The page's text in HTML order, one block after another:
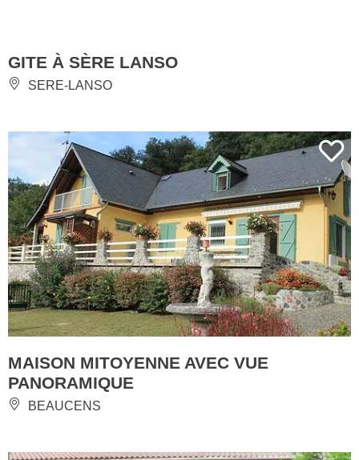
GITE À SÈRE LANSO
SERE-LANSO
MAISON MITOYENNE AVEC VUE
PANORAMIQUE
BEAUCENS